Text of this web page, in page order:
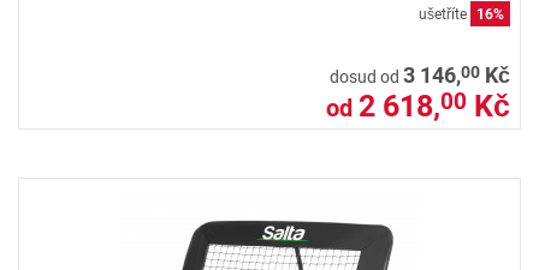
ušetříte
16%
dosud od 3 146,00 Kč
od 2 618,00 Kč